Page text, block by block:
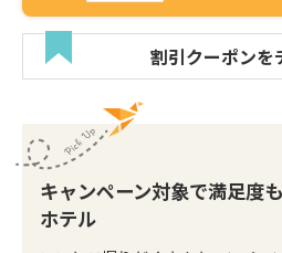
割引クーポンを
キャンペーン対象で満足度
ホテル